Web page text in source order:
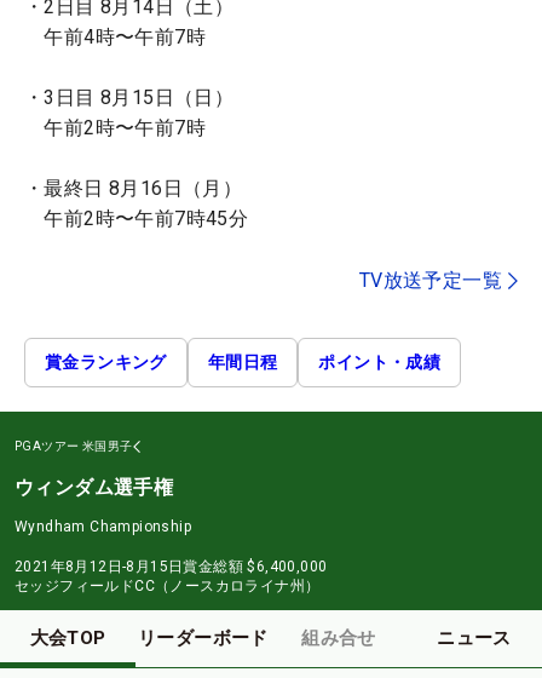
・2日目 8月14日（土）
午前4時〜午前7時
・3日目 8月15日（日）
午前2時〜午前7時
・最終日 8月16日（月）
午前2時〜午前7時45分
TV放送予定一覧
賞金ランキング 年間日程 ポイント・成績
PGAツアー 米国男子
ウィンダム選手権
Wyndham Championship
2021年8月12日-8月15日賞金総額 $6,400,000
セッジフィールドCC（ノースカロライナ州）
大会TOP リーダーボード 組み合せ ニュース